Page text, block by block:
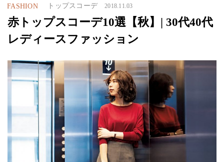
FASHION トップスコーデ 2018.11.03
赤トップスコーデ10選【秋】| 30代40代
レディースファッション